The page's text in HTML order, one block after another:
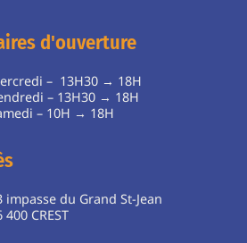
d'ouverture
– 13H30 → 18H
– 13H30 → 18H
– 10H → 18H
impasse du Grand St-Jean
400 CREST